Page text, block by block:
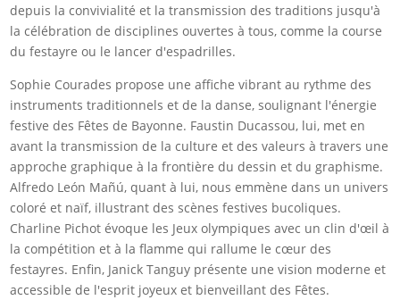
depuis la convivialité et la transmission des traditions jusqu'à
la célébration de disciplines ouvertes à tous, comme la course
du festayre ou le lancer d'espadrilles.
Sophie Courades propose une affiche vibrant au rythme des
instruments traditionnels et de la danse, soulignant l'énergie
festive des Fêtes de Bayonne. Faustin Ducassou, lui, met en
avant la transmission de la culture et des valeurs à travers une
approche graphique à la frontière du dessin et du graphisme.
Alfredo León Mañú, quant à lui, nous emmène dans un univers
coloré et naïf, illustrant des scènes festives bucoliques.
Charline Pichot évoque les Jeux olympiques avec un clin d'œil à
la compétition et à la flamme qui rallume le cœur des
festayres. Enfin, Janick Tanguy présente une vision moderne et
accessible de l'esprit joyeux et bienveillant des Fêtes.